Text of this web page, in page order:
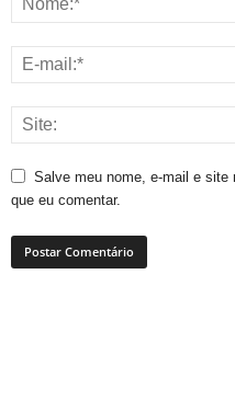
Salve meu nome, e-mail e site
que eu comentar.